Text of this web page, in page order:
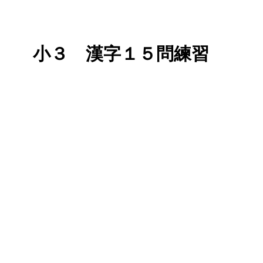
小３ 漢字１５問練習